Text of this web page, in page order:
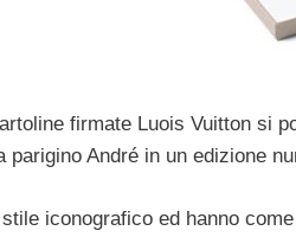
firmate Luois Vuitton si
parigino André in un edizione
iconografico ed hanno